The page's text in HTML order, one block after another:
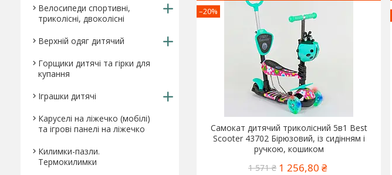
–20%
Самокат дитячий триколісний 5в1 Best
Scooter 43702 Бірюзовий, із сидінням і
ручкою, кошиком
1 571 ₴ 1 256,80 ₴
Велосипеди спортивні,
триколісні, двоколісні
Верхній одяг дитячий
Горщики дитячі та гірки для
купання
Іграшки дитячі
Каруселі на ліжечко (мобілі)
та ігрові панелі на ліжечко
Килимки-пазли.
Термокилимки